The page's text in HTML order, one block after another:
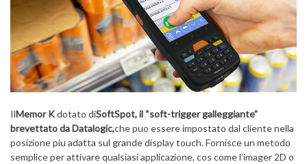
IlMemor Kdotato diSoftSpot, il “soft-trigger galleggiante”
brevettato da Datalogic,che puo essere impostato dal cliente nella
posizione piu adatta sul grande display touch. Fornisce un metodo
semplice per attivare qualsiasi applicazione, cos come l’imager 2D o